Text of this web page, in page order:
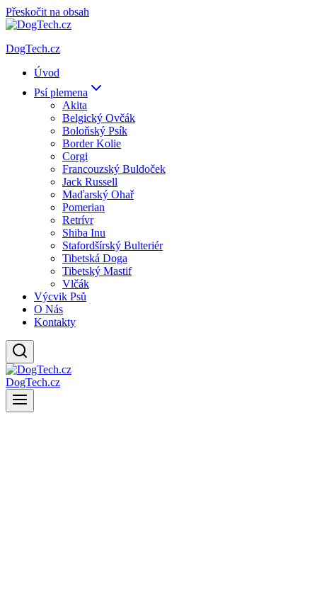
Přeskočit na obsah
DogTech.cz
Úvod
Psí plemena
Akita
Belgický Ovčák
Boloňský Psík
Border Kolie
Corgi
Francouzský Buldoček
Jack Russell
Maďarský Ohař
Pomerian
Retrívr
Shiba Inu
Stafordšírský Bulteriér
Tibetská Doga
Tibetský Mastif
Vlčák
Výcvik Psů
O Nás
Kontakty
DogTech.cz